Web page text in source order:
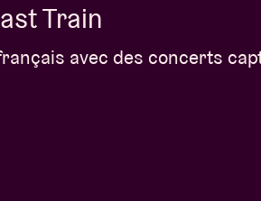
Train
avec des concerts